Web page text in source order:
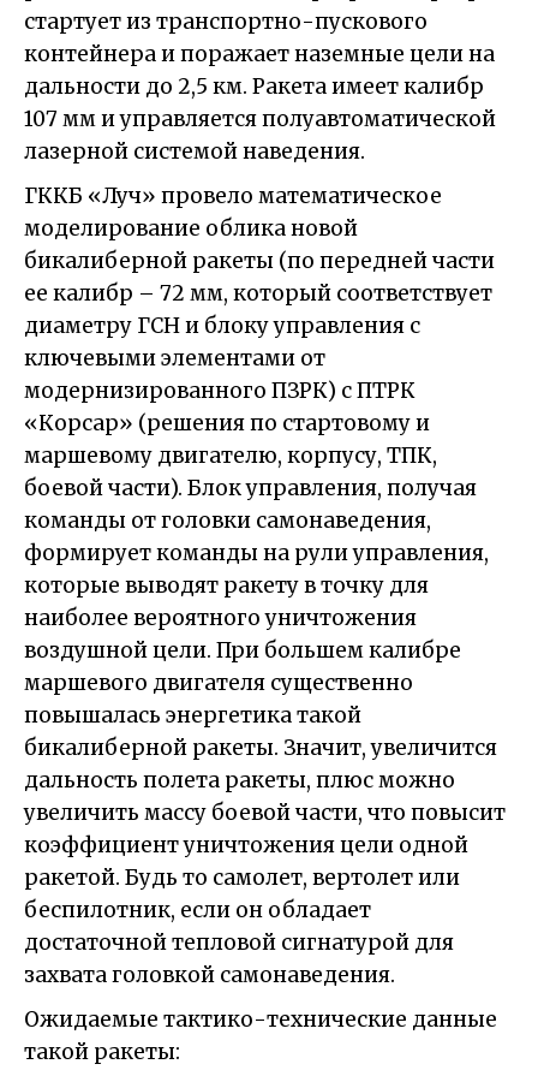
стартует из транспортно-пускового
контейнера и поражает наземные цели на
дальности до 2,5 км. Ракета имеет калибр
107 мм и управляется полуавтоматической
лазерной системой наведения.
ГККБ «Луч» провело математическое
моделирование облика новой
бикалиберной ракеты (по передней части
ее калибр – 72 мм, который соответствует
диаметру ГСН и блоку управления с
ключевыми элементами от
модернизированного ПЗРК) с ПТРК
«Корсар» (решения по стартовому и
маршевому двигателю, корпусу, ТПК,
боевой части). Блок управления, получая
команды от головки самонаведения,
формирует команды на рули управления,
которые выводят ракету в точку для
наиболее вероятного уничтожения
воздушной цели. При большем калибре
маршевого двигателя существенно
повышалась энергетика такой
бикалиберной ракеты. Значит, увеличится
дальность полета ракеты, плюс можно
увеличить массу боевой части, что повысит
коэффициент уничтожения цели одной
ракетой. Будь то самолет, вертолет или
беспилотник, если он обладает
достаточной тепловой сигнатурой для
захвата головкой самонаведения.
Ожидаемые тактико-технические данные
такой ракеты: